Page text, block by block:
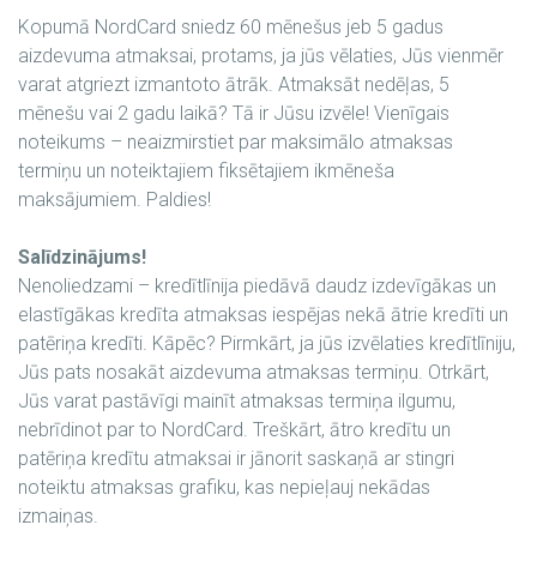
Kopumā NordCard sniedz 60 mēnešus jeb 5 gadus
aizdevuma atmaksai, protams, ja jūs vēlaties, Jūs vienmēr
varat atgriezt izmantoto ātrāk. Atmaksāt nedēļas, 5
mēnešu vai 2 gadu laikā? Tā ir Jūsu izvēle! Vienīgais
noteikums – neaizmirstiet par maksimālo atmaksas
termiņu un noteiktajiem fiksētajiem ikmēneša
maksājumiem. Paldies!
Salīdzinājums!
Nenoliedzami – kredītlīnija piedāvā daudz izdevīgākas un
elastīgākas kredīta atmaksas iespējas nekā ātrie kredīti un
patēriņa kredīti. Kāpēc? Pirmkārt, ja jūs izvēlaties kredītlīniju,
Jūs pats nosakāt aizdevuma atmaksas termiņu. Otrkārt,
Jūs varat pastāvīgi mainīt atmaksas termiņa ilgumu,
nebrīdinot par to NordCard. Treškārt, ātro kredītu un
patēriņa kredītu atmaksai ir jānorit saskaņā ar stingri
noteiktu atmaksas grafiku, kas nepieļauj nekādas
izmaiņas.